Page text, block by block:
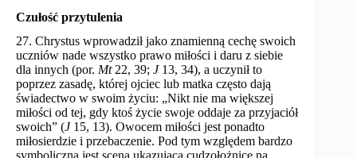
Czułość przytulenia
27. Chrystus wprowadził jako znamienną cechę swoich
uczniów nade wszystko prawo miłości i daru z siebie
dla innych (por. Mt22, 39; J13, 34), a uczynił to
poprzez zasadę, której ojciec lub matka często dają
świadectwo w swoim życiu: „Nikt nie ma większej
miłości od tej, gdy ktoś życie swoje oddaje za przyjaciół
swoich” (J15, 13). Owocem miłości jest ponadto
miłosierdzie i przebaczenie. Pod tym względem bardzo